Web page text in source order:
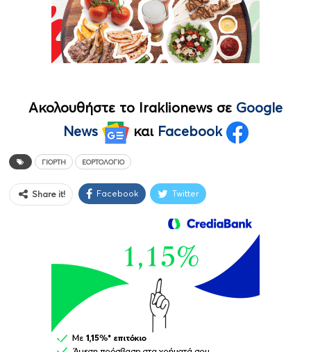
Ακολουθήστε το Iraklionews σε Google
News
και Facebook
ΓΙΟΡΤΉ ΕΟΡΤΟΛΌΓΙΟ
Share it! Facebook Twitter